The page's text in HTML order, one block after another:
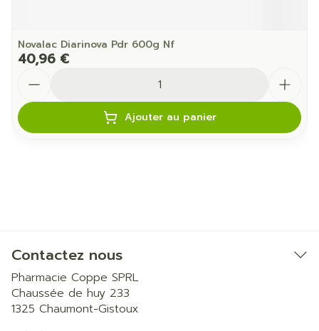
Novalac Diarinova Pdr 600g Nf
40,96 €
Ajouter au panier
Contactez nous
Pharmacie Coppe SPRL
Chaussée de huy 233
1325 Chaumont-Gistoux